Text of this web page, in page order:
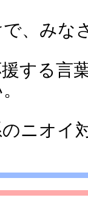
、みな
する言
ニオイ